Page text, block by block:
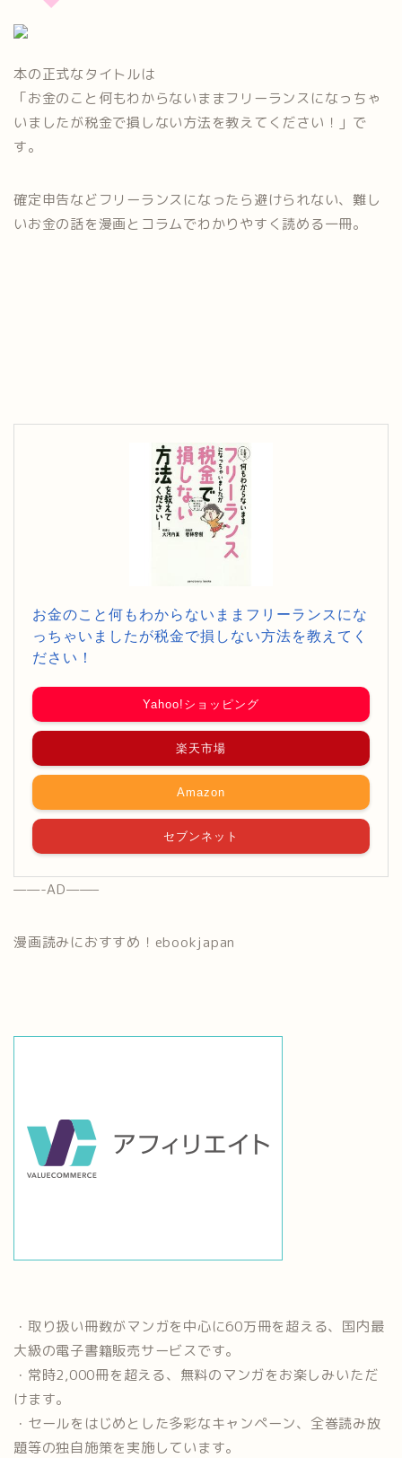
本の正式なタイトルは
「お金のこと何もわからないままフリーランスになっちゃ
いましたが税金で損しない方法を教えてください！」で
す。
確定申告などフリーランスになったら避けられない、難し
いお金の話を漫画とコラムでわかりやすく読める一冊。
お金のこと何もわからないままフリーランスにな
っちゃいましたが税金で損しない方法を教えてく
ださい！
Yahoo!ショッピング
楽天市場
Amazon
セブンネット
——-AD——–
漫画読みにおすすめ！ebookjapan
・取り扱い冊数がマンガを中心に60万冊を超える、国内最
大級の電子書籍販売サービスです。
・常時2,000冊を超える、無料のマンガをお楽しみいただ
けます。
・セールをはじめとした多彩なキャンペーン、全巻読み放
題等の独自施策を実施しています。